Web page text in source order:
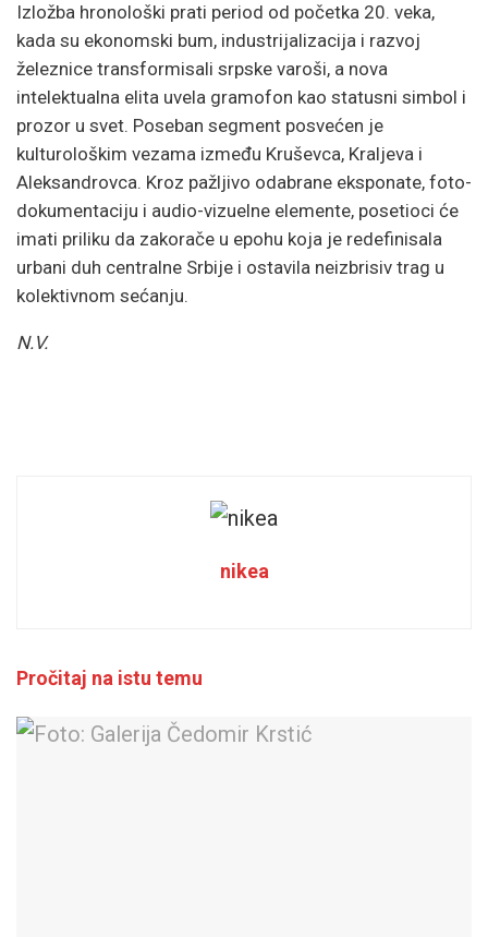
Izložba hronološki prati period od početka 20. veka,
kada su ekonomski bum, industrijalizacija i razvoj
železnice transformisali srpske varoši, a nova
intelektualna elita uvela gramofon kao statusni simbol i
prozor u svet. Poseban segment posvećen je
kulturološkim vezama između Kruševca, Kraljeva i
Aleksandrovca. Kroz pažljivo odabrane eksponate, foto-
dokumentaciju i audio-vizuelne elemente, posetioci će
imati priliku da zakorače u epohu koja je redefinisala
urbani duh centralne Srbije i ostavila neizbrisiv trag u
kolektivnom sećanju.
N.V.
nikea
Pročitaj na istu temu